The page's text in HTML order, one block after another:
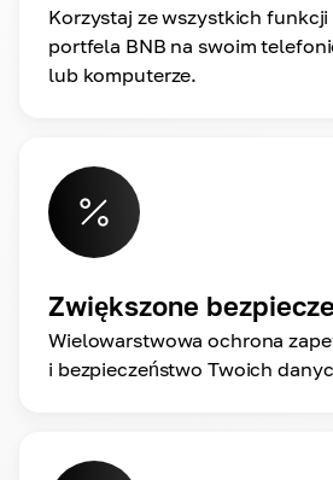
Korzystaj ze wszystkich
portfela BNB na swoim
lub komputerze.
Zwiększone
Wielowarstwowa ochrona
i bezpieczeństwo Twoich